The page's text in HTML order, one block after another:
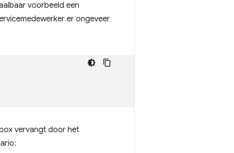
voorbeeld een
er ongeveer
vervangt door het